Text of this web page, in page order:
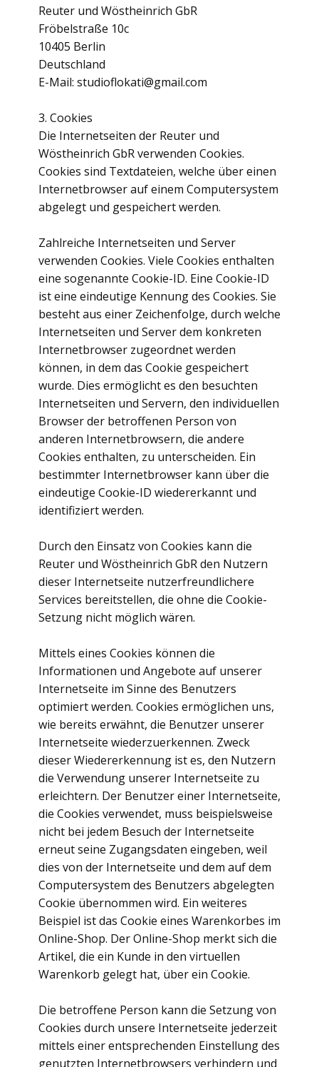
Reuter und Wöstheinrich GbR
Fröbelstraße 10c
10405 Berlin
Deutschland
E-Mail: studioflokati@gmail.com
3. Cookies
Die Internetseiten der Reuter und
Wöstheinrich GbR verwenden Cookies.
Cookies sind Textdateien, welche über einen
Internetbrowser auf einem Computersystem
abgelegt und gespeichert werden.
Zahlreiche Internetseiten und Server
verwenden Cookies. Viele Cookies enthalten
eine sogenannte Cookie-ID. Eine Cookie-ID
ist eine eindeutige Kennung des Cookies. Sie
besteht aus einer Zeichenfolge, durch welche
Internetseiten und Server dem konkreten
Internetbrowser zugeordnet werden
können, in dem das Cookie gespeichert
wurde. Dies ermöglicht es den besuchten
Internetseiten und Servern, den individuellen
Browser der betroffenen Person von
anderen Internetbrowsern, die andere
Cookies enthalten, zu unterscheiden. Ein
bestimmter Internetbrowser kann über die
eindeutige Cookie-ID wiedererkannt und
identifiziert werden.
Durch den Einsatz von Cookies kann die
Reuter und Wöstheinrich GbR den Nutzern
dieser Internetseite nutzerfreundlichere
Services bereitstellen, die ohne die Cookie-
Setzung nicht möglich wären.
Mittels eines Cookies können die
Informationen und Angebote auf unserer
Internetseite im Sinne des Benutzers
optimiert werden. Cookies ermöglichen uns,
wie bereits erwähnt, die Benutzer unserer
Internetseite wiederzuerkennen. Zweck
dieser Wiedererkennung ist es, den Nutzern
die Verwendung unserer Internetseite zu
erleichtern. Der Benutzer einer Internetseite,
die Cookies verwendet, muss beispielsweise
nicht bei jedem Besuch der Internetseite
erneut seine Zugangsdaten eingeben, weil
dies von der Internetseite und dem auf dem
Computersystem des Benutzers abgelegten
Cookie übernommen wird. Ein weiteres
Beispiel ist das Cookie eines Warenkorbes im
Online-Shop. Der Online-Shop merkt sich die
Artikel, die ein Kunde in den virtuellen
Warenkorb gelegt hat, über ein Cookie.
Die betroffene Person kann die Setzung von
Cookies durch unsere Internetseite jederzeit
mittels einer entsprechenden Einstellung des
genutzten Internetbrowsers verhindern und